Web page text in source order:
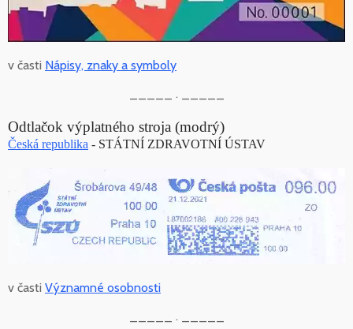
v časti Nápisy, znaky a symboly
_____ . _____
Odtlačok výplatného stroja (modrý)
Česká republika - STÁTNÍ ZDRAVOTNÍ ÚSTAV
v časti Významné osobnosti
_____ . _____